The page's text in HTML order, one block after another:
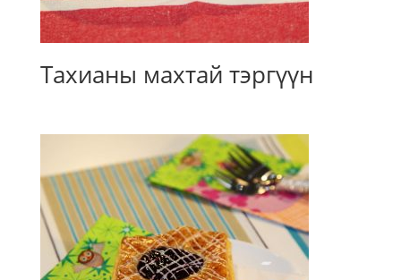
Тахианы махтай тэргүүн